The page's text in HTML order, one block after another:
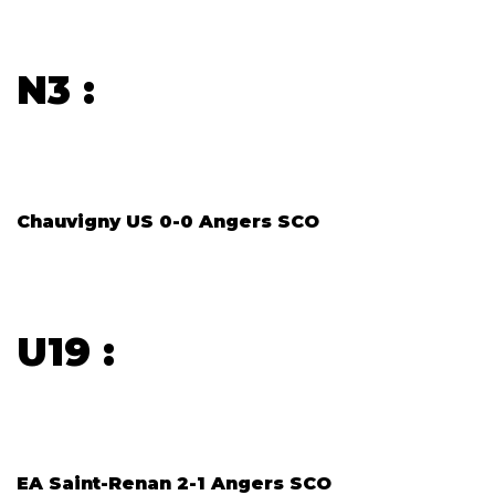
N3 :
Chauvigny US 0-0 Angers SCO
U19 :
EA Saint-Renan 2-1 Angers SCO